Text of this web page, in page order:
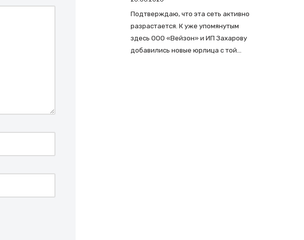
Подтверждаю, что эта сеть активно
разрастается. К уже упомянутым
здесь ООО «Вейзон» и ИП Захарову
добавились новые юрлица с той…